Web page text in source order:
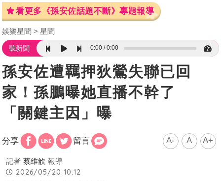
看更多《孫安佐話題不斷》專題報導
娛樂星聞 星聞
聽新聞 0:00 0:00
孫安佐遭羈押狄鶯失聯已回
家！孫鵬曝她直播不幹了
「關鍵主因」曝
分享 留言 A- A A+
記者 蔡維歆 報導
2026/05/20 10:12